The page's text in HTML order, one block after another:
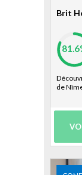
Brit
de